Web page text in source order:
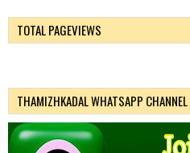
TOTAL PAGEVIEWS
THAMIZHKADAL WHATSAPP CHANNEL